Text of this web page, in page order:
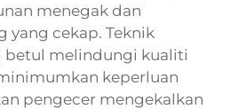
menegak dan
yang cekap. Teknik
betul melindungi kualiti
keperluan
pengecer mengekalkan